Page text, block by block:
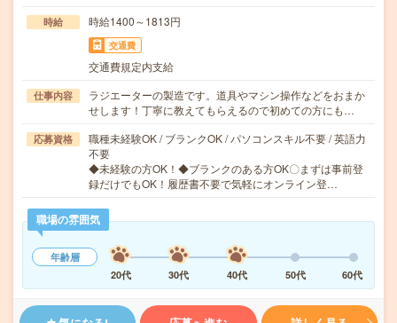
時給 時給1400～1813円
交通費
交通費規定内支給
仕事内容
ラジエーターの製造です。道具やマシン操作などをおまか
せします！丁寧に教えてもらえるので初めての方にも…
応募資格
職種未経験OK / ブランクOK / パソコンスキル不要 / 英語力
不要
◆未経験の方OK！◆ブランクのある方OK〇まずは事前登
録だけでもOK！履歴書不要で気軽にオンライン登…
職場の雰囲気
年齢層
20代
30代 40代 50代 60代